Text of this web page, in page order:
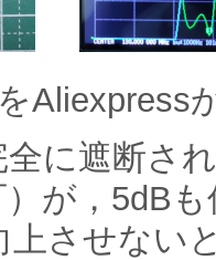
Aliexpress
に遮断さ
が，5dB
上させない